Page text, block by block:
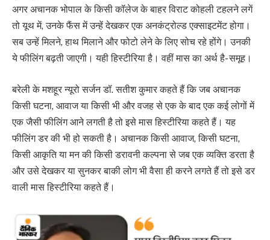
अगर अचानक भोपाल के किसी कॉलेज के बाहर विराट कोहली टहलने लगें
तो यूथ में, उनके फैंस में उन्हें देखकर एक अनकंट्रोल्ड एक्साइटमेंट होगा।
सब उन्हें मिलने, हाथ मिलाने और फोटो लेने के लिए सोच रहे होंगे। उनकी
ये फीलिंग बढ़ती जाएगी। यही हिस्टीरिया है। वहीं मास का अर्थ है- समूह।
बरेली के मशहूर न्यूरो सर्जन डॉ. सतीश कुमार कहते हैं कि जब अचानक
किसी घटना, आवाज या किसी भी और वजह से एक के बाद एक कई लोगों में
एक जैसी फीलिंग आने लगती है तो इसे मास हिस्टीरिया कहते हैं। यह
फीलिंग डर की भी हो सकती है। अचानक किसी आवाज, किसी घटना,
किसी आकृति या मन की किसी डरावनी कल्पना से जब एक व्यक्ति डरता है
और उसे देखकर या सुनकर बाकी लोग भी वैसा ही करने लगते हैं तो इसे डर
वाली मास हिस्टीरिया कहते हैं।